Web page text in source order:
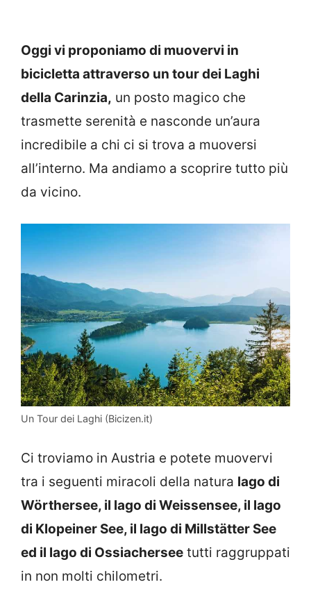
Oggi vi proponiamo di muovervi in
bicicletta attraverso un tour dei Laghi
della Carinzia, un posto magico che
trasmette serenità e nasconde un’aura
incredibile a chi ci si trova a muoversi
all’interno. Ma andiamo a scoprire tutto più
da vicino.
Un Tour dei Laghi (Bicizen.it)
Ci troviamo in Austria e potete muovervi
tra i seguenti miracoli della natura lago di
Wörthersee, il lago di Weissensee, il lago
di Klopeiner See, il lago di Millstätter See
ed il lago di Ossiachersee tutti raggruppati
in non molti chilometri.